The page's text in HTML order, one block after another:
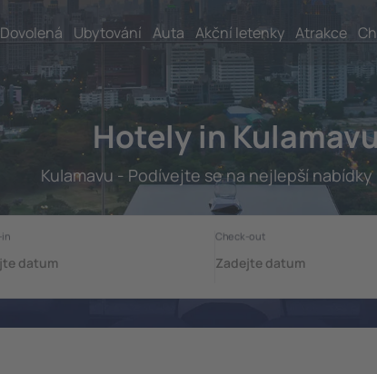
Dovolená Ubytování Auta Akční letenky Atrakce
Hotely in
Kulamavu - Podívejte se na nejlepší